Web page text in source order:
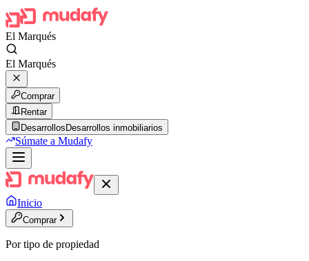
El Marqués
El Marqués
Comprar
Rentar
Desarrollos Desarrollos inmobiliarios
Súmate a Mudafy
Inicio
Comprar
Por tipo de propiedad